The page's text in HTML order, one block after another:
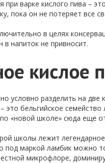
варке кислого пива –
пока он не потеряет все
в целях
напиток не привносит.
кислое
условно разделить на две
это бельгийское
«новой школе» сюда еще
школы лежит
под маркой ламбик можно
микрофлоре,